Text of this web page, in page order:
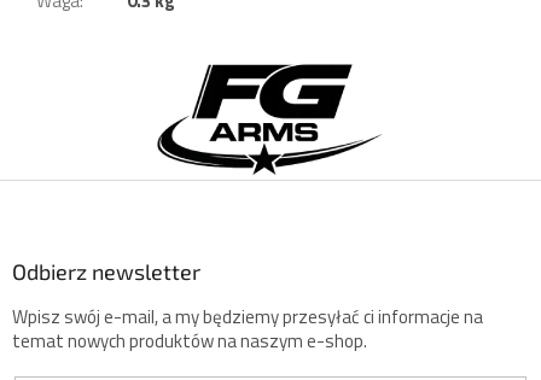
k
Odbierz newsletter
Wpisz swój e-mail, a my będziemy przesyłać ci informacje na
temat nowych produktów na naszym e-shop.